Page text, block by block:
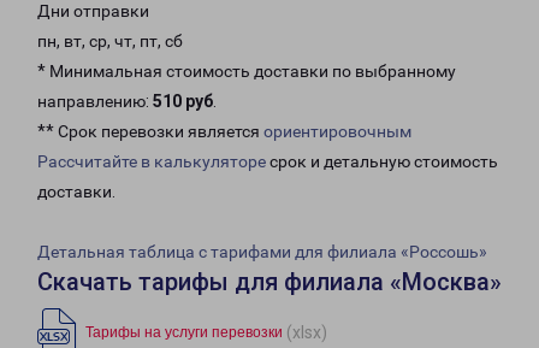
Дни отправки
пн, вт, ср, чт, пт, сб
* Минимальная стоимость доставки по выбранному
направлению: 510 руб.
** Срок перевозки является ориентировочным
Рассчитайте в калькуляторесрок и детальную стоимость
доставки.
Детальная таблица с тарифами для филиала «Россошь»
Скачать тарифы для филиала «Москва»
Тарифы на услуги перевозки (xlsx)